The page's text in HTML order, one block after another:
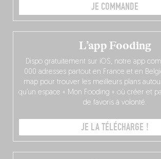
JE COMMANDE
L’app Fooding
Dispo gratuitement sur iOS, notre app
000 adresses partout en France et en
map pour trouver les meilleurs plans
qu’un espace « Mon Fooding » où créer et
de favoris à volonté.
JE LA TÉLÉCHARGE !